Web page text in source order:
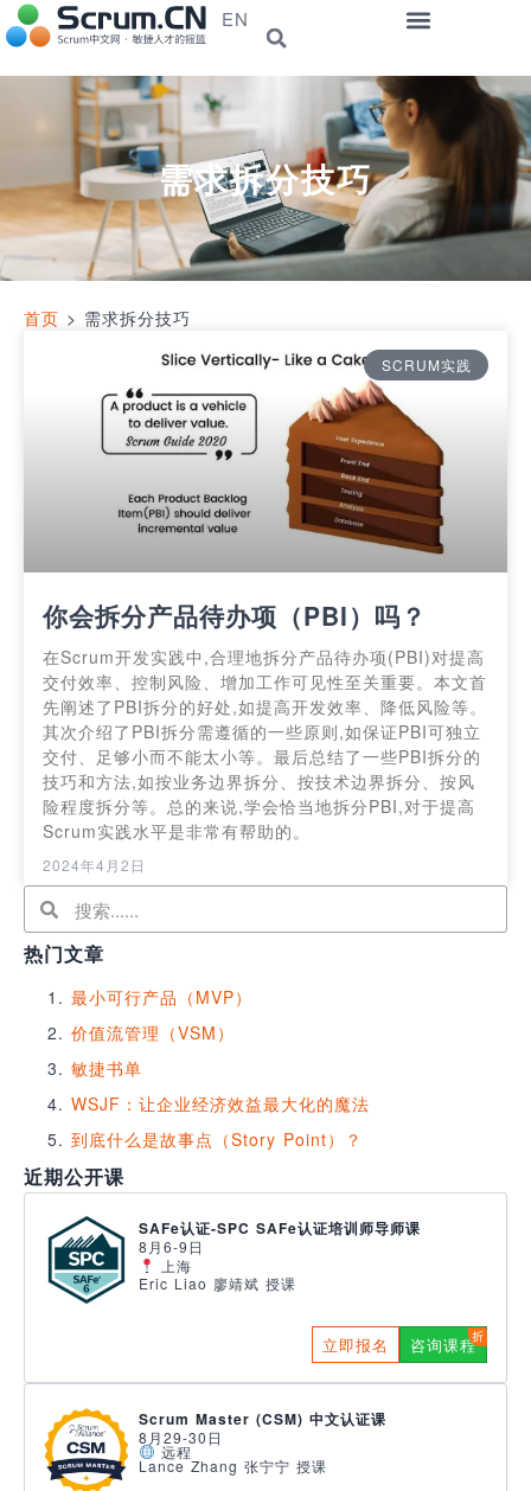
EN
需求拆分技巧
首页 > 需求拆分技巧
SCRUM实践
你会拆分产品待办项（PBI）吗？
在Scrum开发实践中,合理地拆分产品待办项(PBI)对提高
交付效率、控制风险、增加工作可见性至关重要。本文首
先阐述了PBI拆分的好处,如提高开发效率、降低风险等。
其次介绍了PBI拆分需遵循的一些原则,如保证PBI可独立
交付、足够小而不能太小等。最后总结了一些PBI拆分的
技巧和方法,如按业务边界拆分、按技术边界拆分、按风
险程度拆分等。总的来说,学会恰当地拆分PBI,对于提高
Scrum实践水平是非常有帮助的。
2024年4月2日
热门文章
最小可行产品（MVP）
价值流管理（VSM）
敏捷书单
WSJF：让企业经济效益最大化的魔法
到底什么是故事点（Story Point）？
近期公开课
SAFe认证-SPC SAFe认证培训师导师课
8月6-9日
上海
Eric Liao 廖靖斌 授课
立即报名 咨询课程
Scrum Master (CSM) 中文认证课
8月29-30日
远程
Lance Zhang 张宁宁 授课